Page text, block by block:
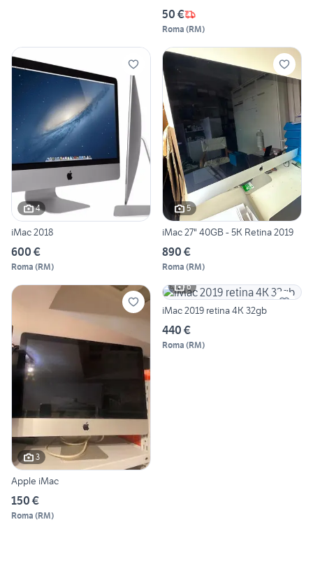
50 €
Roma (RM)
4
iMac 2018
600 €
Roma (RM)
5
iMac 27" 40GB - 5K Retina 2019
890 €
Roma (RM)
3
Apple iMac
150 €
Roma (RM)
6
iMac 2019 retina 4K 32gb
440 €
Roma (RM)